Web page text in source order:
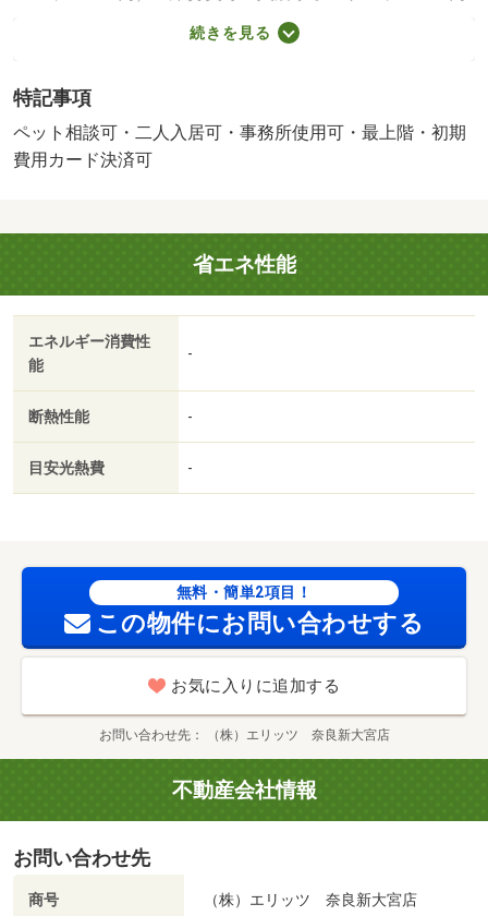
／月・ペット条件：小型犬可／猫可・【ＪＲ奈良駅徒歩１
４分】ペット相談可能です。インターネットを無料で利用
機能があり、共用部には宅配ボックスが備え付けられてい
ます。・バイク置場：有（無料）・駐輪場：有/鍵交換費
用 22000円/その他 20000円
続きを見る
特記事項
ペット相談可・二人入居可・事務所使用可・最上階・初期
費用カード決済可
省エネ性能
エネルギー消費性
能
-
断熱性能 -
目安光熱費 -
無料・簡単2項目！
この物件にお問い合わせする
お気に入りに追加する
お問い合わせ先 （株）エリッツ 奈良新大宮店
不動産会社情報
お問い合わせ先
商号 （株）エリッツ 奈良新大宮店